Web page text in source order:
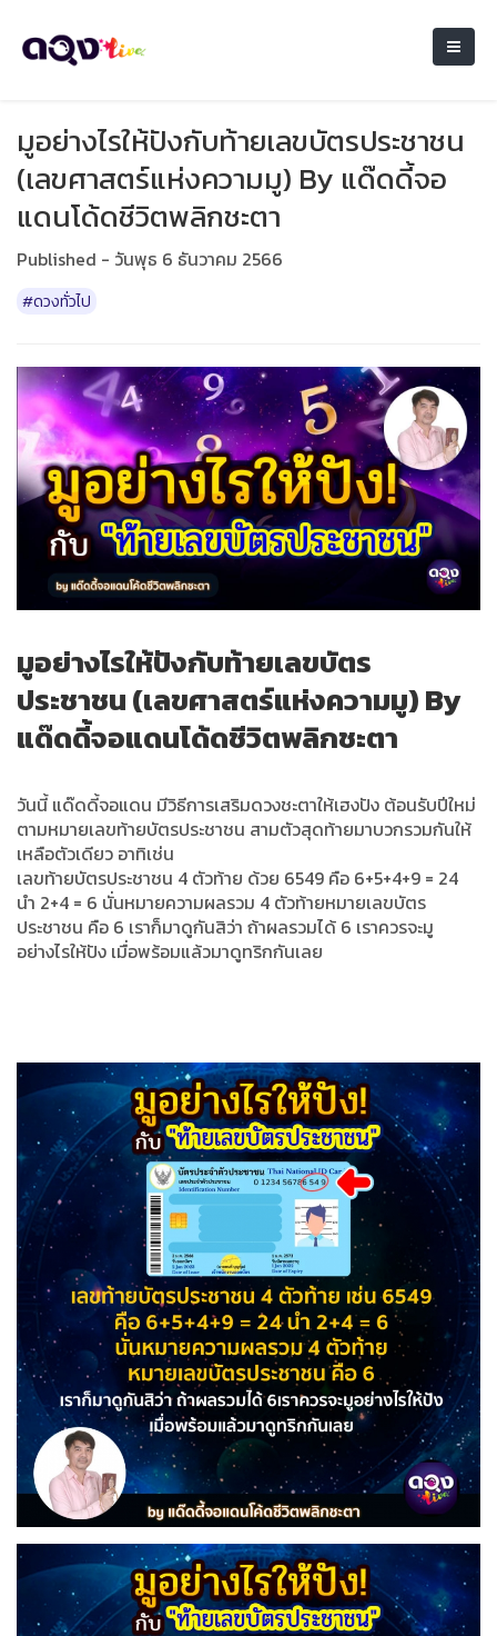
มูอย่างไรให้ปังกับท้ายเลขบัตรประชาชน
(เลขศาสตร์แห่งความมู) By แด๊ดดี้จอ
แดนโด้ดชีวิตพลิกชะตา
Published - วันพุธ 6 ธันวาคม 2566
#ดวงทั่วไป
มูอย่างไรให้ปังกับท้ายเลขบัตร
ประชาชน (เลขศาสตร์แห่งความมู) By
แด๊ดดี้จอแดนโด้ดชีวิตพลิกชะตา
วันนี้ แด๊ดดี้จอแดน มีวิธีการเสริมดวงชะตาให้เฮงปัง ต้อนรับปีใหม่
ตามหมายเลขท้ายบัตรประชาชน สามตัวสุดท้ายมาบวกรวมกันให้
เหลือตัวเดียว อาทิเช่น
เลขท้ายบัตรประชาชน 4 ตัวท้าย ด้วย 6549 คือ 6+5+4+9 = 24
นำ 2+4 = 6 นั่นหมายความผลรวม 4 ตัวท้ายหมายเลขบัตร
ประชาชน คือ 6 เราก็มาดูกันสิว่า ถ้าผลรวมได้ 6 เราควรจะมู
อย่างไรให้ปัง เมื่อพร้อมแล้วมาดูทริกกันเลย